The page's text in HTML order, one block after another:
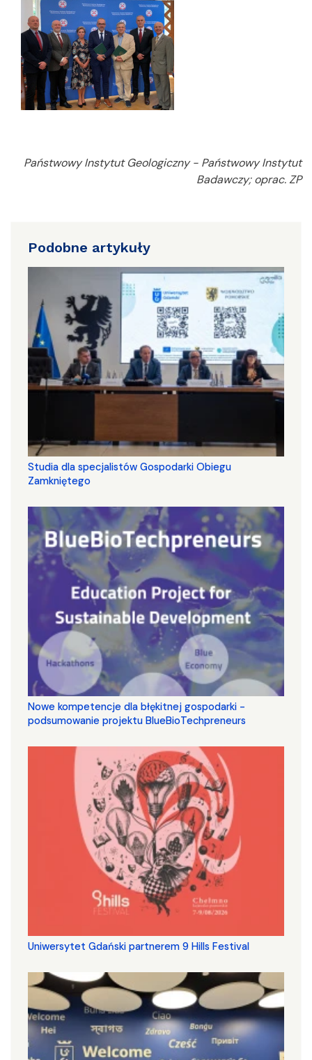
Państwowy Instytut Geologiczny - Państwowy Instytut
Badawczy; oprac. ZP
Podobne artykuły
Studia dla specjalistów Gospodarki Obiegu
Zamkniętego
Nowe kompetencje dla błękitnej gospodarki -
podsumowanie projektu BlueBioTechpreneurs
Uniwersytet Gdański partnerem 9 Hills Festival